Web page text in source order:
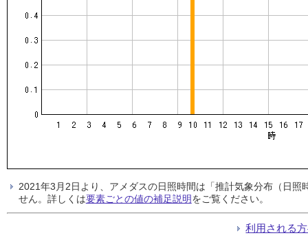
2021年3月2日より、アメダスの日照時間は「推計気象分布（日
せん。詳しくは要素ごとの値の補足説明をご覧ください。
利用される